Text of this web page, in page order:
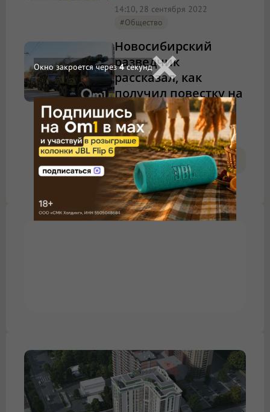
14:10, 28 сентября 2022
#Общество
Новосибирский
разведчик
рассказал, как
получил повестку на
мобилизацию
23:45, 24 сентября 2022
#Общество
#Частичная Мобилизация В
России
Окно закроется через4секунд